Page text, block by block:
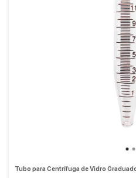
Tubo para Centrífuga de Vidro